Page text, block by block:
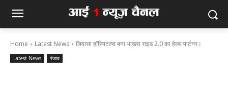
Home Latest News लिवासा हॉस्पिटल्स बना भाखरा राइड 2.0 का हेल्थ पार्टनर।
Latest News पंजाब